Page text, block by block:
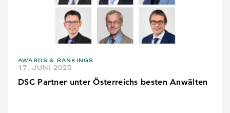
AWARDS & RANKINGS
17. JUNI 2025
DSC Partner unter Österreichs besten Anwälten